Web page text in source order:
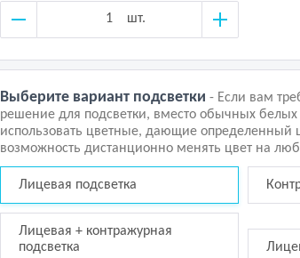
шт.
Выберите вариант подсветки - Если вам
решение для подсветки, вместо обычных
использовать цветные, дающие определенный
возможность дистанционно менять цвет на
Лицевая подсветка
Лицевая + контражурная
подсветка